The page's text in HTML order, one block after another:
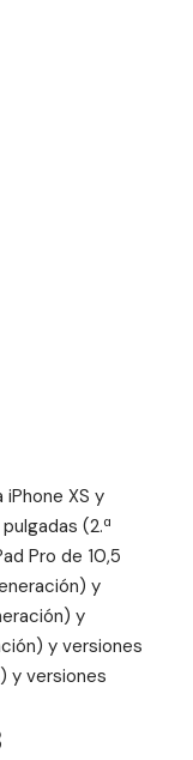
XS y
(2.ª
Pro de 10,5
y
y
y versiones
y versiones